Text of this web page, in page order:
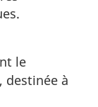
le
destinée à